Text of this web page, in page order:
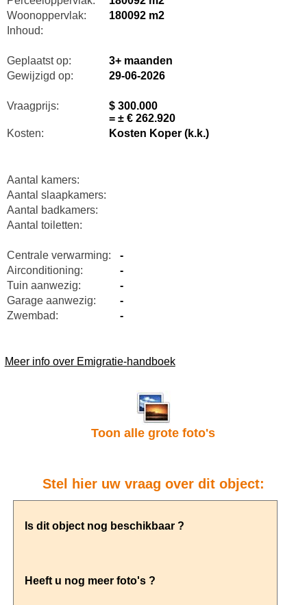
Woonoppervlak:
180092 m2
Inhoud:
Geplaatst op:
3+ maanden
Gewijzigd op:
29-06-2026
Vraagprijs:
$ 300.000
= ± € 262.920
Kosten:
Kosten Koper (k.k.)
Aantal kamers:
Aantal slaapkamers:
Aantal badkamers:
Aantal toiletten:
Centrale verwarming:
-
Airconditioning:
-
Tuin aanwezig:
-
Garage aanwezig:
-
Zwembad:
-
Meer info over Emigratie-handboek
Toon alle grote foto's
Stel hier uw vraag over dit object: